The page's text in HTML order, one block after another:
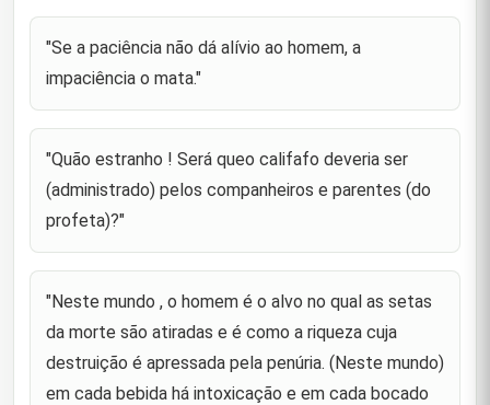
12
"Quando adquirires pequenos favores , não os
próximos é venerado pelos que estão afastados."
14
"(Nem) todos os malfeitores podem ser
reprovados."
"Todos os assuntos estão sujeitos ao destino; tanto
16
Foi solicitado a Príncipe dos Fiéis(as) que
explicasse o dizer do Profeta de Deus
(saas):"disfarçai vossa idade avançada ( tingindo os
cabelos) e não tenhais a
"Se a paciência não dá alívio ao homem, a
impaciência o mata."
"Quão estranho ! Será queo califafo deveria ser
(administrado) pelos companheiros e parentes (do
profeta)?"
"Neste mundo , o homem é o alvo no qual as setas
da morte são atiradas e é como a riqueza cuja
destruição é apressada pela penúria. (Neste mundo)
em cada bebida há intoxicação e em cada bocado